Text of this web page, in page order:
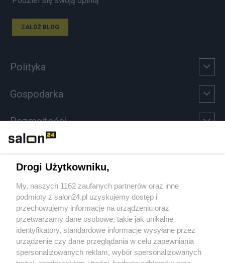
ZAŁÓŻ BLOG
Polityka
Gospodarka
Rozmaitości
Sport
Społeczeństwo
Kultura
Drogi Użytkowniku,
My, naszych 1162 zaufanych partnerów oraz inne
podmioty z salon24.pl uzyskujemy dostęp i
przechowujemy informacje na urządzeniu oraz
przetwarzamy dane osobowe, takie jak unikalne
identyfikatory, standardowe informacje wysyłane przez
urządzenie czy dane przeglądania w celu zapewniania
spersonalizowanych reklam, wybór spersonalizowanych